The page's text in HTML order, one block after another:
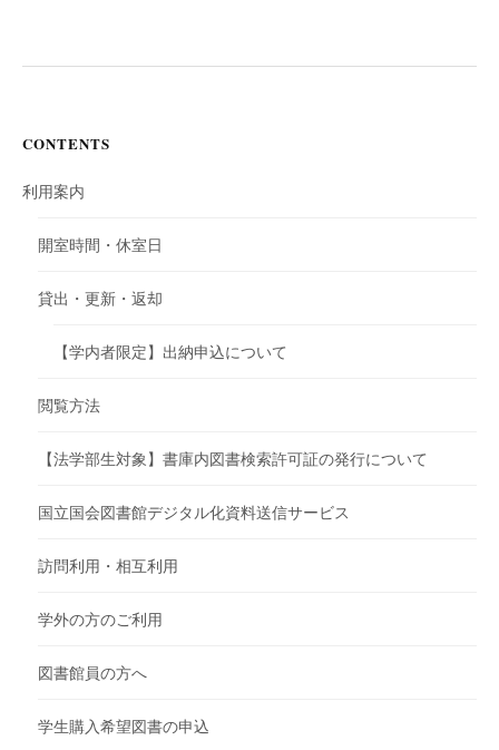
CONTENTS
利用案内
開室時間・休室日
貸出・更新・返却
【学内者限定】出納申込について
閲覧方法
【法学部生対象】書庫内図書検索許可証の発行について
国立国会図書館デジタル化資料送信サービス
訪問利用・相互利用
学外の方のご利用
図書館員の方へ
学生購入希望図書の申込